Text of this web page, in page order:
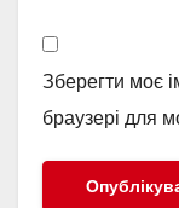
Зберегти моє
браузері для